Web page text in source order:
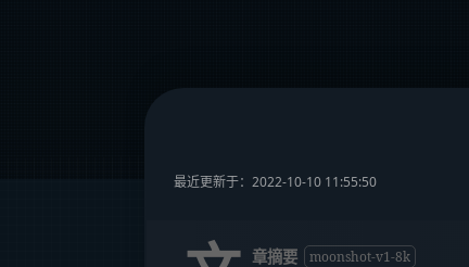
最近更新于：2022-10-10 11:55:50
章摘要
moonshot-v1-8k